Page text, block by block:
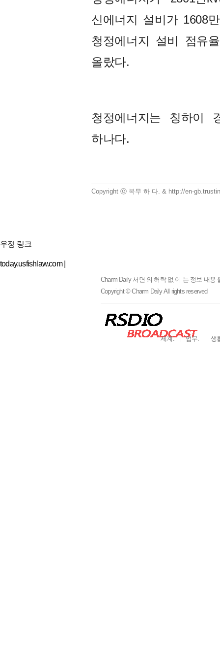
신에너지 설비가 1608
청정에너지 설비 점유
올랐다.
청정에너지는 칭하이
하나다.
Copyright ⓒ 복무 하 다. & http://en-
우정 링크
today.usfishlaw.com|
Charm Daily서면 의 허락 없 이 는 정보 내용
Copyright © Charm Daily All rights reserved
세계. 업무. 생